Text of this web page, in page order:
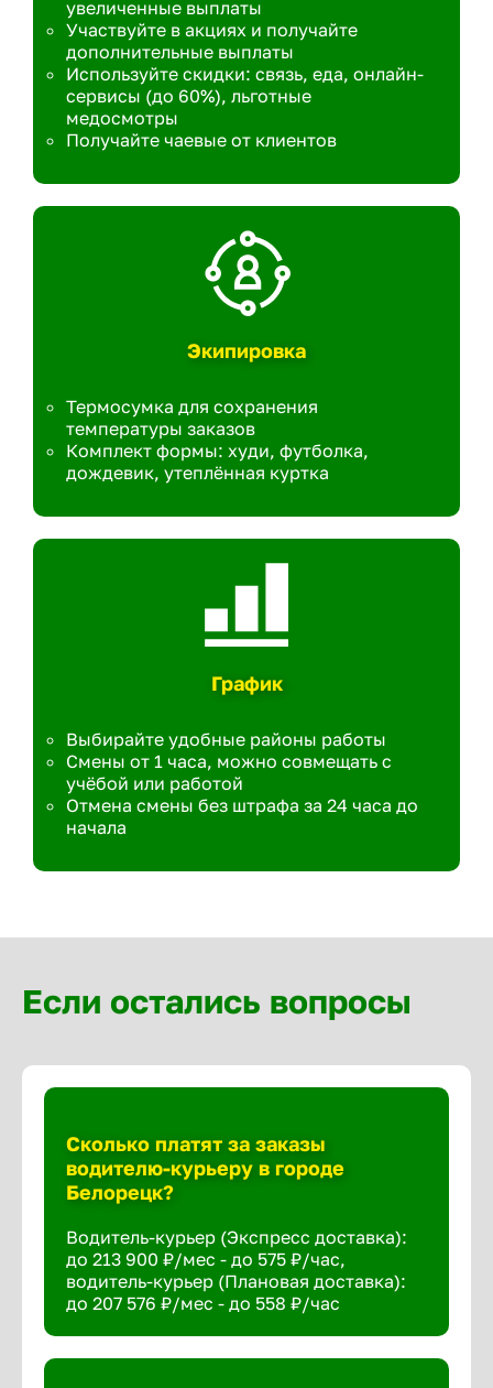
увеличенные выплаты
Участвуйте в акциях и получайте
дополнительные выплаты
Используйте скидки: связь, еда, онлайн-
сервисы (до 60%), льготные
медосмотры
Получайте чаевые от клиентов
Экипировка
Термосумка для сохранения
температуры заказов
Комплект формы: худи, футболка,
дождевик, утеплённая куртка
График
Выбирайте удобные районы работы
Смены от 1 часа, можно совмещать с
учёбой или работой
Отмена смены без штрафа за 24 часа до
начала
Если остались вопросы
Сколько платят за заказы
водителю-курьеру в городе
Белорецк?
Водитель-курьер (Экспресс доставка):
до 213 900 ₽/мес - до 575 ₽/час,
водитель-курьер (Плановая доставка):
до 207 576 ₽/мес - до 558 ₽/час